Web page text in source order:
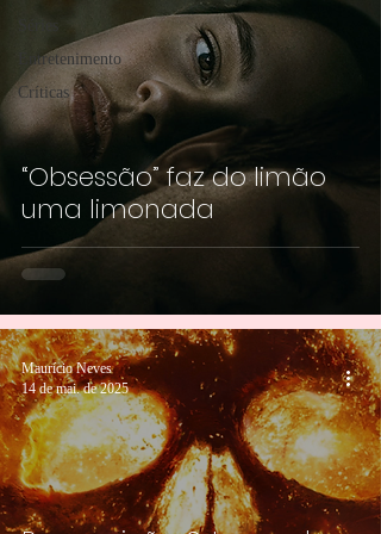
Séries
Entretenimento
Críticas
“Obsessão” faz do limão
uma limonada
Maurício Neves
14 de mai. de 2025